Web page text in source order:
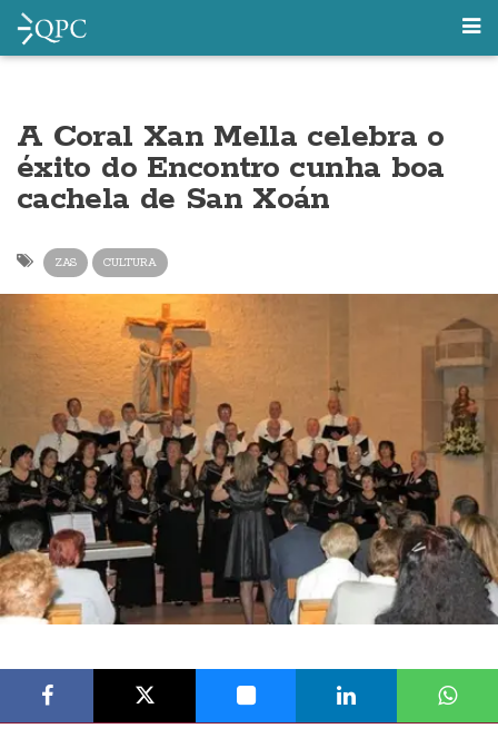
A Coral Xan Mella celebra o
éxito do Encontro cunha boa
cachela de San Xoán
ZAS CULTURA